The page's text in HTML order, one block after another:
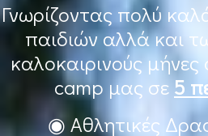
Γνωρίζοντας πολύ
παιδιών αλλά και
καλοκαιρινούς
camp μας σε 5
◉ Αθλητικές